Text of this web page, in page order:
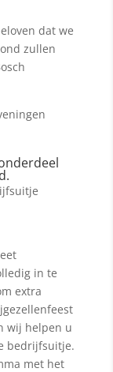
dat we
zullen
in te
extra
wij helpen u
bedrijfsuitje.
met het